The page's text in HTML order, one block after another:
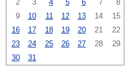
2
3 4 5 6 7
8
9
10 11 12 13 14
15
16
17 18 19 20 21
22
23
24 25 26 27 28
29
30
31